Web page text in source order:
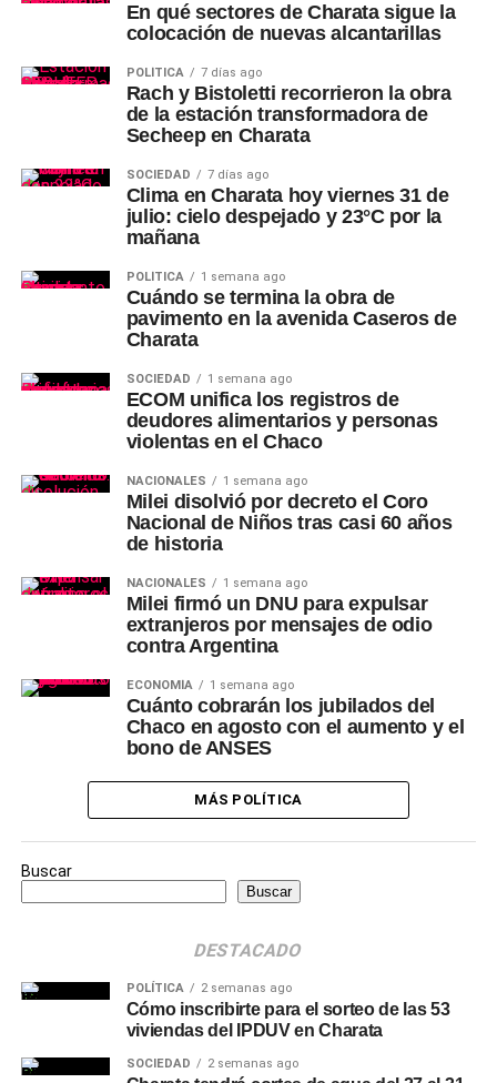
En qué sectores de Charata sigue la
colocación de nuevas alcantarillas
POLÍTICA 7 días ago
Rach y Bistoletti recorrieron la obra
de la estación transformadora de
Secheep en Charata
SOCIEDAD 7 días ago
Clima en Charata hoy viernes 31 de
julio: cielo despejado y 23°C por la
mañana
POLÍTICA 1 semana ago
Cuándo se termina la obra de
pavimento en la avenida Caseros de
Charata
SOCIEDAD 1 semana ago
ECOM unifica los registros de
deudores alimentarios y personas
violentas en el Chaco
NACIONALES 1 semana ago
Milei disolvió por decreto el Coro
Nacional de Niños tras casi 60 años
de historia
NACIONALES 1 semana ago
Milei firmó un DNU para expulsar
extranjeros por mensajes de odio
contra Argentina
ECONOMÍA 1 semana ago
Cuánto cobrarán los jubilados del
Chaco en agosto con el aumento y el
bono de ANSES
MÁS POLÍTICA
Buscar
Buscar
DESTACADO
POLÍTICA 2 semanas ago
Cómo inscribirte para el sorteo de las 53
viviendas del IPDUV en Charata
SOCIEDAD 2 semanas ago